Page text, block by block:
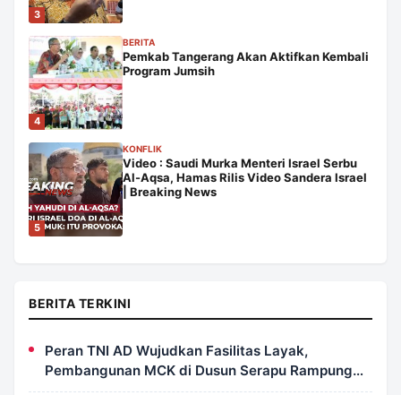
3
4
BERITA
Pemkab Tangerang Akan Aktifkan Kembali
Program Jumsih
5
KONFLIK
Video : Saudi Murka Menteri Israel Serbu
Al-Aqsa, Hamas Rilis Video Sandera Israel
| Breaking News
BERITA TERKINI
Peran TNI AD Wujudkan Fasilitas Layak,
Pembangunan MCK di Dusun Serapu Rampung
Dikerjakan